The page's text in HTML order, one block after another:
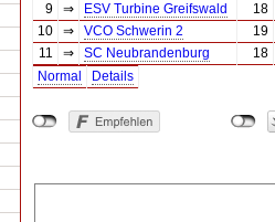
9
⇒ ESV Turbine Greifswald
18
10
⇒ VCO Schwerin 2
19
11
⇒ SC Neubrandenburg
18
Normal
Details